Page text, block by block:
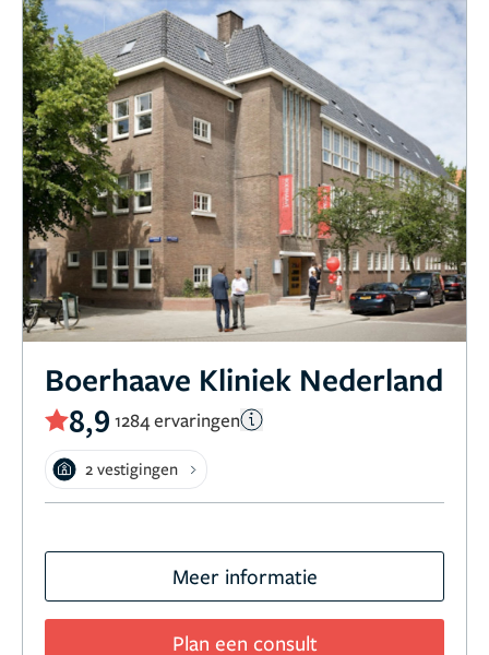
Boerhaave Kliniek Nederland
8,9 1284 ervaringen
2 vestigingen
Meer informatie
Plan een consult